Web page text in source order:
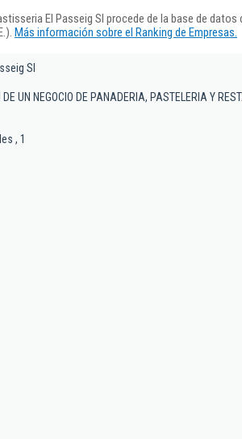
El Passeig Sl procede de la base de
Más información sobre el Ranking de Empresas.
Sl
DE UN NEGOCIO DE PANADERIA, PASTELERIA Y
, 1